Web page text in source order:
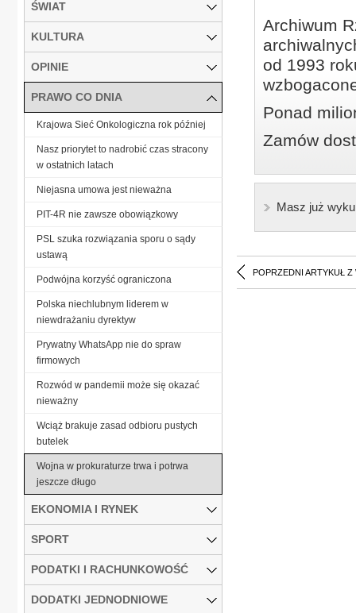
Archiwum
od 1993
Ponad
Zamów
Masz już
POPRZEDNI ARTYKUŁ Z
ŚWIAT
KULTURA
OPINIE
PRAWO CO DNIA
Krajowa Sieć Onkologiczna rok później
Nasz priorytet to nadrobić czas stracony
w ostatnich latach
Niejasna umowa jest nieważna
PIT-4R nie zawsze obowiązkowy
PSL szuka rozwiązania sporu o sądy
ustawą
Podwójna korzyść ograniczona
Polska niechlubnym liderem w
niewdrażaniu dyrektyw
Prywatny WhatsApp nie do spraw
firmowych
Rozwód w pandemii może się okazać
nieważny
Wciąż brakuje zasad odbioru pustych
butelek
Wojna w prokuraturze trwa i potrwa
jeszcze długo
EKONOMIA I RYNEK
SPORT
PODATKI I RACHUNKOWOŚĆ
DODATKI JEDNODNIOWE